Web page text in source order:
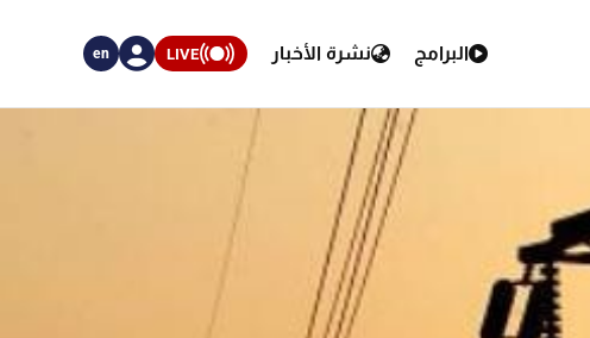
البرامج نشرة الأخبار LIVE
en